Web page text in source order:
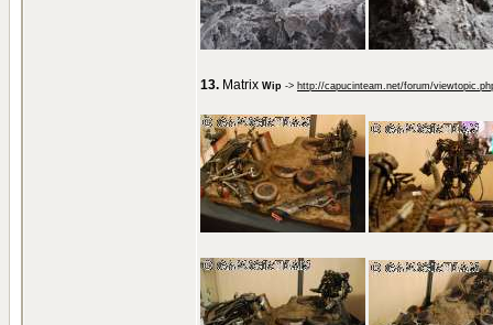
13. Matrix Wip -> http://capucinteam.net/forum/